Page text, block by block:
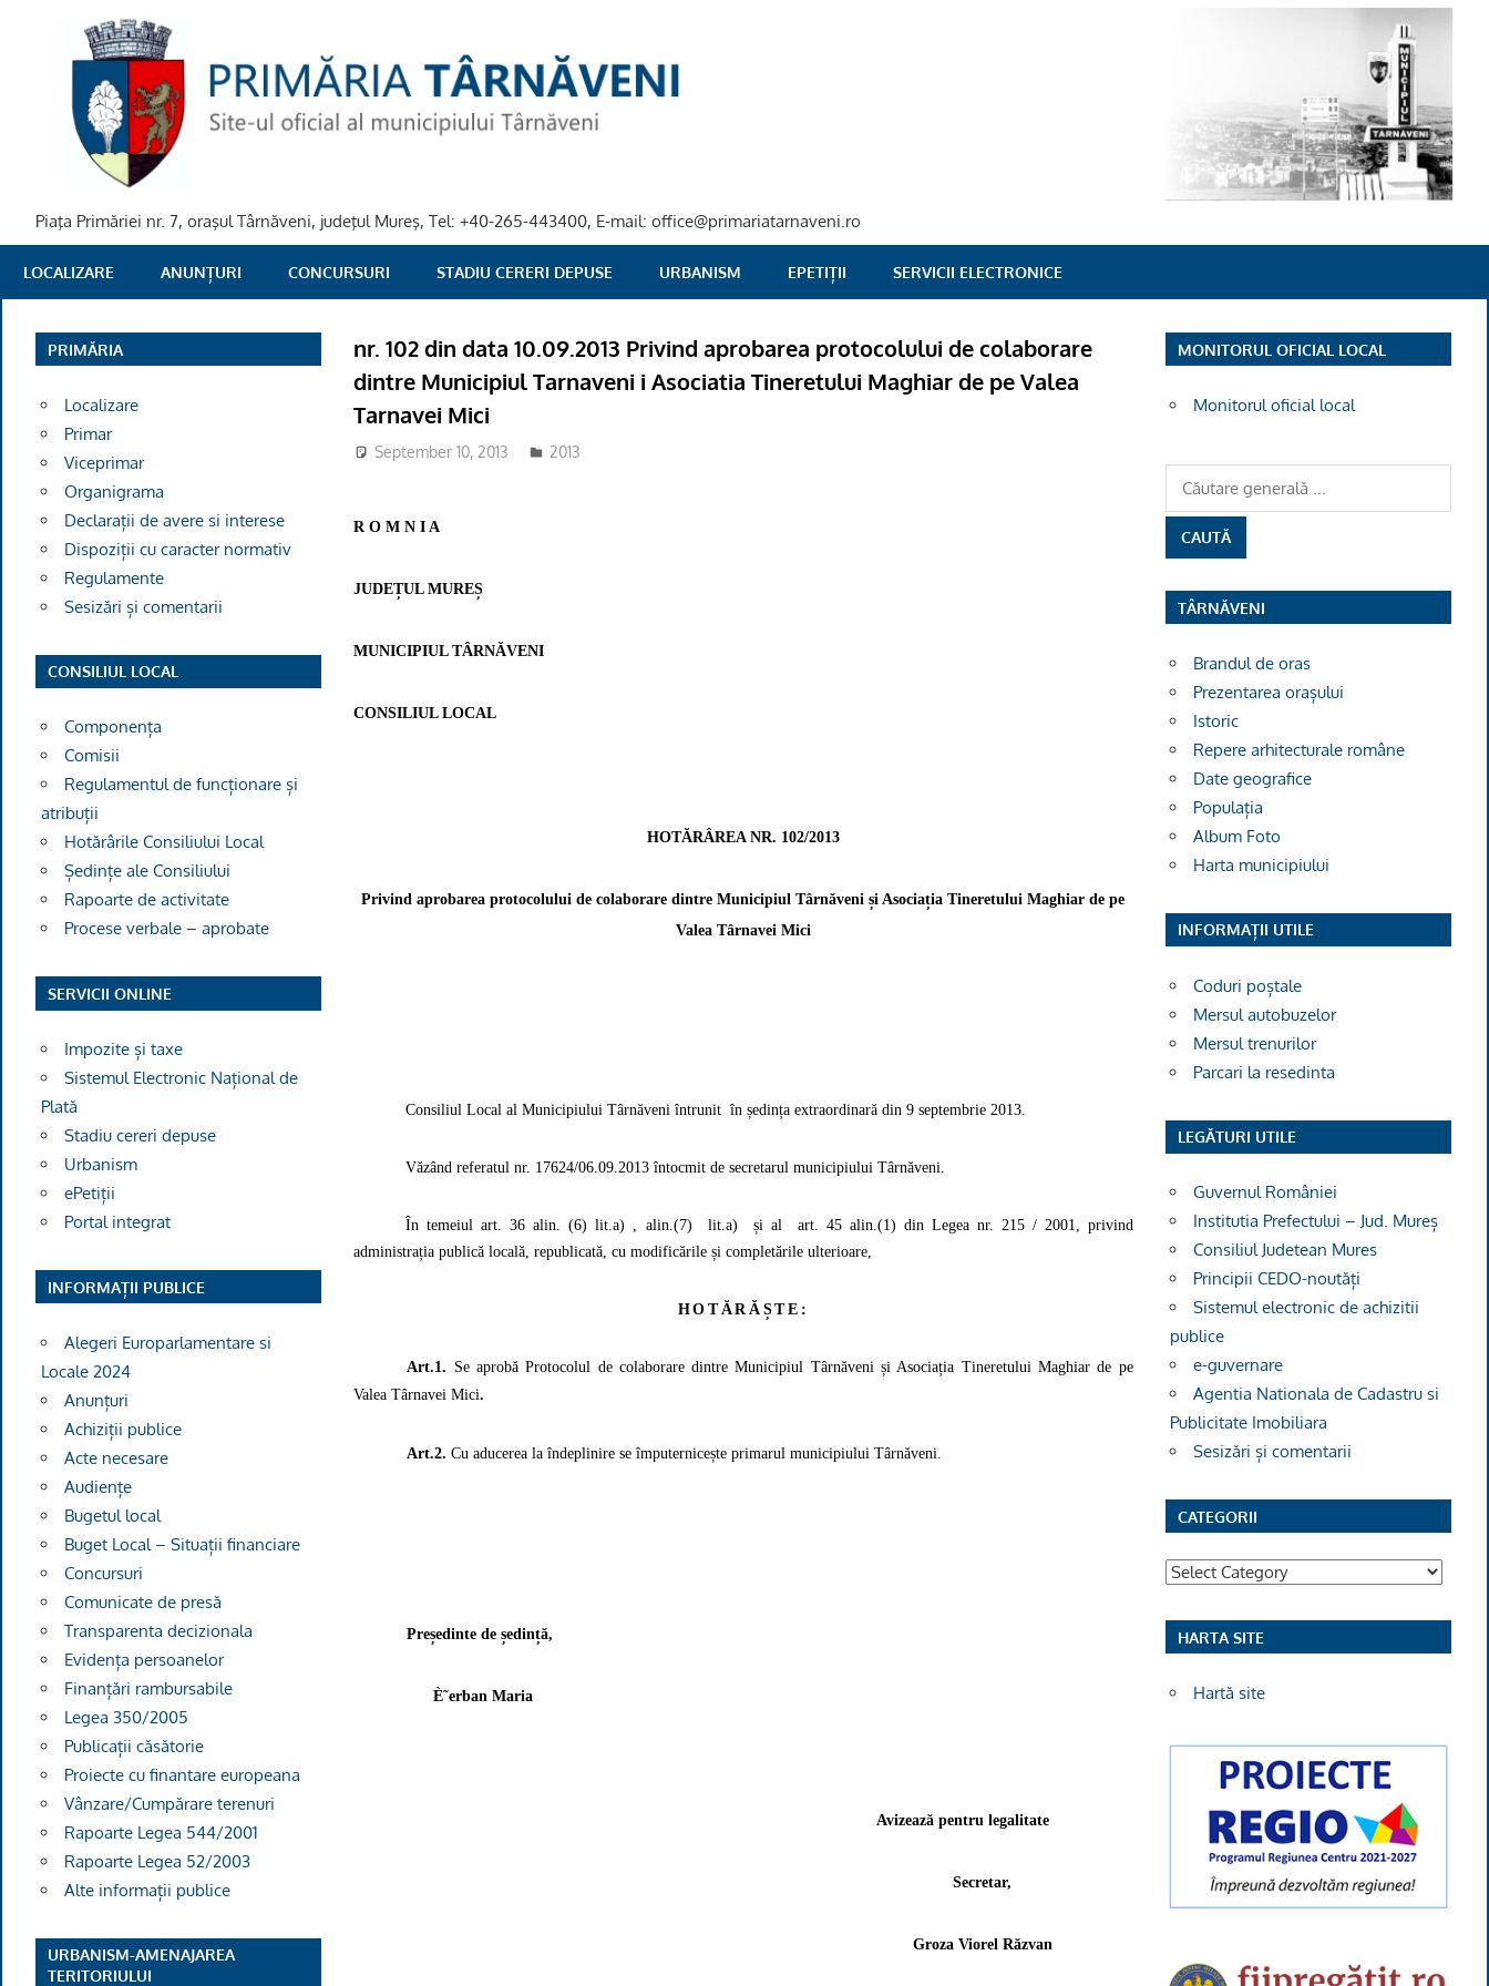
PRIMARIA
TARNAVENI
Piaţa Primăriei nr. 7, oraşul Târnăveni, judeţul Mureş, Tel: +40-265-443400, E-mail: office@primariatarnaveni.ro
LOCALIZARE ANUNȚURI CONCURSURI STADIU CERERI DEPUSE URBANISM EPETIȚII SERVICII ELECTRONICE
nr. 102 din data 10.09.2013 Privind aprobarea protocolului de colaborare
dintre Municipiul Tarnaveni i Asociatia Tineretului Maghiar de pe Valea
Tarnavei Mici
September 10, 2013 2013
R O M N I A
JUDEȚUL MUREȘ
MUNICIPIUL TÂRNĂVENI
CONSILIUL LOCAL
HOTĂRÂREA NR. 102/2013
Privind aprobarea protocolului de colaborare dintre Municipiul Târnăveni și Asociația Tineretului Maghiar de pe
Valea Târnavei Mici
Consiliul Local al Municipiului Târnăveni întrunit în ședința extraordinară din 9 septembrie 2013.
Văzând referatul nr. 17624/06.09.2013 întocmit de secretarul municipiului Târnăveni.
În temeiul art. 36 alin. (6) lit.a) , alin.(7) lit.a) și al
art. 45 alin.(1) din Legea nr. 215 / 2001, privind
administrația publică locală, republicată, cu modificările și completările ulterioare,
HOTĂRĂȘTE:
Art.1. Se aprobă Protocolul de colaborare dintre Municipiul Târnăveni și Asociația Tineretului Maghiar de pe
Valea Târnavei Mici.
Art.2. Cu aducerea la îndeplinire se împuternicește primarul municipiului Târnăveni.
Președinte de ședință,
È˜erban Maria
Avizează pentru legalitate
Secretar,
Groza Viorel Răzvan
PRIMĂRIA
Localizare
Primar
Viceprimar
Organigrama
Declarații de avere si interese
Dispoziții cu caracter normativ
Regulamente
Sesizări și comentarii
CONSILIUL LOCAL
Componența
Comisii
Regulamentul de funcționare și
atribuții
Hotărârile Consiliului Local
Ședințe ale Consiliului
Rapoarte de activitate
Procese verbale – aprobate
SERVICII ONLINE
Impozite și taxe
Sistemul Electronic Național de
Plată
Stadiu cereri depuse
Urbanism
ePetiții
Portal integrat
INFORMAȚII PUBLICE
Alegeri Europarlamentare si
Locale 2024
Anunțuri
Achiziții publice
Acte necesare
Audiențe
Bugetul local
Buget Local – Situații financiare
Concursuri
Comunicate de presă
Transparenta decizionala
Evidența persoanelor
Finanțări rambursabile
Legea 350/2005
Publicații căsătorie
Proiecte cu finantare europeana
Vânzare/Cumpărare terenuri
Rapoarte Legea 544/2001
Rapoarte Legea 52/2003
Alte informații publice
URBANISM-AMENAJAREA
TERITORIULUI
MONITORUL OFICIAL LOCAL
Monitorul oficial local
TÂRNĂVENI
Brandul de oras
Prezentarea orașului
Istoric
Repere arhitecturale române
Date geografice
Populația
Album Foto
Harta municipiului
INFORMAȚII UTILE
Coduri poștale
Mersul autobuzelor
Mersul trenurilor
Parcari la resedinta
LEGĂTURI UTILE
Guvernul României
Institutia Prefectului – Jud. Mureș
Consiliul Judetean Mures
Principii CEDO-noutăți
Sistemul electronic de achizitii
publice
e-guvernare
Agentia Nationala de Cadastru si
Publicitate Imobiliara
Sesizări și comentarii
CATEGORII
Categorii
HARTA SITE
Hartă site